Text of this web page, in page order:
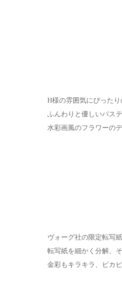
H様の雰囲気にぴったり
ふんわりと優しいパステ
水彩画風のフラワーの
ヴォーグ社の限定転写
転写紙を細かく分解、
金彩もキラキラ、ピカピ